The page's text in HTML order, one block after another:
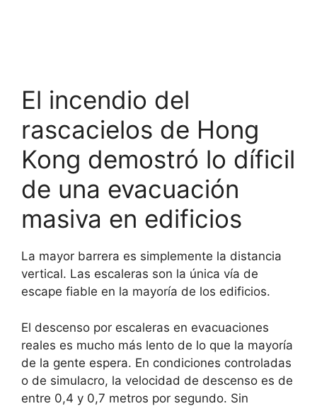
El incendio del
rascacielos de Hong
Kong demostró lo díficil
de una evacuación
masiva en edificios
La mayor barrera es simplemente la distancia
vertical. Las escaleras son la única vía de
escape fiable en la mayoría de los edificios.
El descenso por escaleras en evacuaciones
reales es mucho más lento de lo que la mayoría
de la gente espera. En condiciones controladas
o de simulacro, la velocidad de descenso es de
entre 0,4 y 0,7 metros por segundo. Sin